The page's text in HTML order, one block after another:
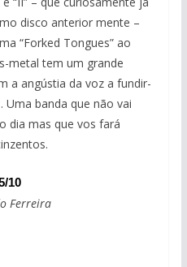
disco anterior mente –
“Forked Tongues” ao
metal tem um grande
a angústia da voz a fundir-
banda que não vai
dia mas que vos fará
10
Ferreira